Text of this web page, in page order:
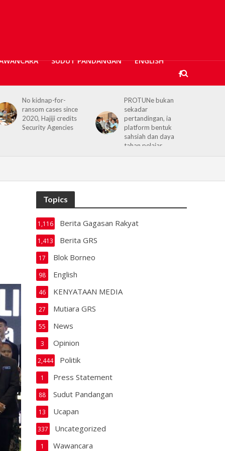
SUDUT PANDANGAN ENGLISH
since
sekadar
pertandingan, ia
platform bentuk
sahsiah dan daya
Hajiji receives UK
reaffirms enduring
Sabah–UK ties
Topics
Berita Gagasan Rakyat
1,116
Berita GRS
1,413
Blok Borneo
17
English
98
KENYATAAN MEDIA
46
Mutiara GRS
27
News
55
Opinion
3
Politik
2,444
Press Statement
1
Sudut Pandangan
88
Ucapan
13
Uncategorized
337
Wawancara
1